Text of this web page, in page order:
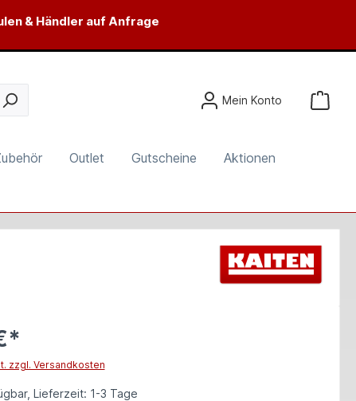
& Händler auf Anfrage
Mein Konto
Outlet Gutscheine Aktionen
zzgl. Versandkosten
Lieferzeit: 1-3 Tage